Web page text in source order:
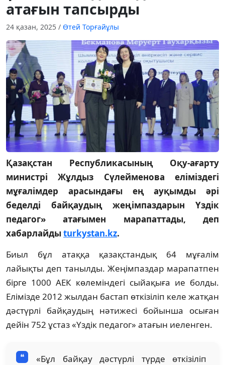
атағын тапсырды
24 қазан, 2025 / Өтей Торғайұлы
Қазақстан Республикасының Оқу-ағарту
министрі Жұлдыз Сүлейменова еліміздегі
мұғалімдер арасындағы ең ауқымды әрі
беделді байқаудың жеңімпаздарын Үздік
педагог» атағымен марапаттады, деп
хабарлайдыturkystan.kz.
Биыл бұл атаққа қазақстандық 64 мұғалім
лайықты деп танылды. Жеңімпаздар марапатпен
бірге 1000 АЕК көлеміндегі сыйақыға ие болды.
Елімізде 2012 жылдан бастап өткізіліп келе жатқан
дәстүрлі байқаудың нәтижесі бойынша осыған
дейін 752 ұстаз «Үздік педагог» атағын иеленген.
«Бұл байқау дәстүрлі түрде өткізіліп